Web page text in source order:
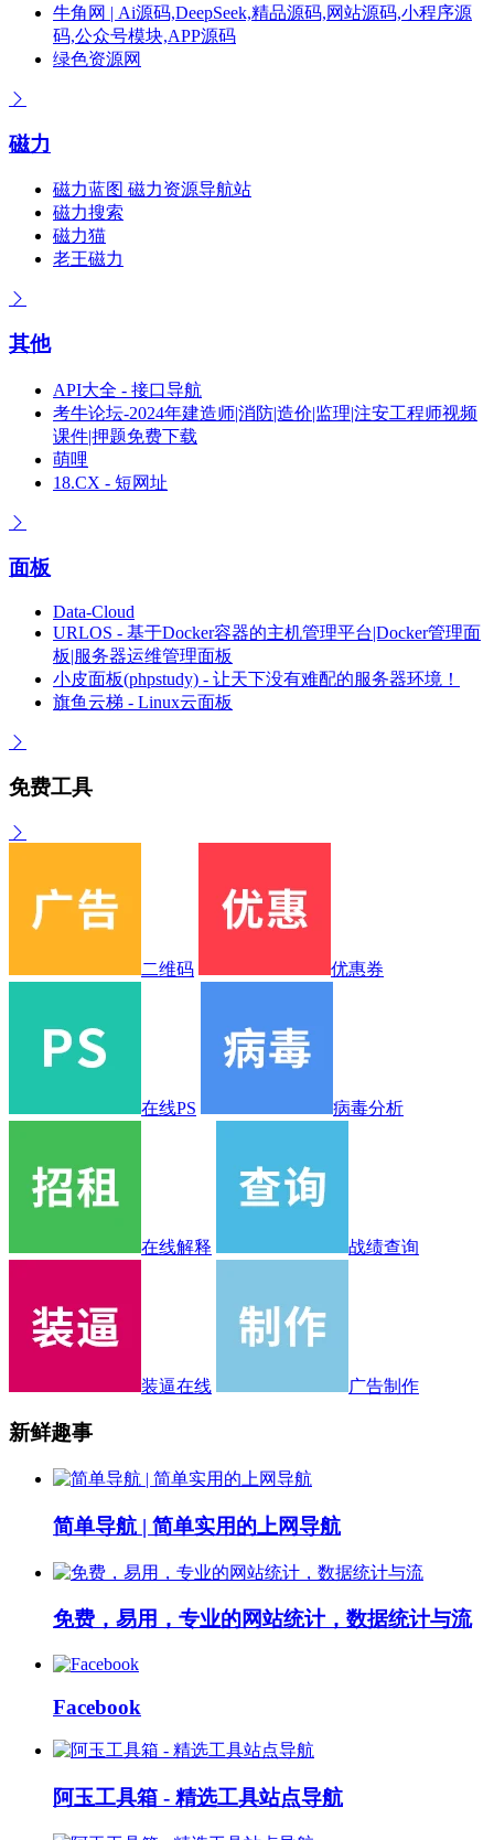
牛角网 | Ai源码,DeepSeek,精品源码,网站源码,小程序源
码,公众号模块,APP源码
绿色资源网
磁力
磁力蓝图 磁力资源导航站
磁力搜索
磁力猫
老王磁力
其他
API大全 - 接口导航
考牛论坛-2024年建造师|消防|造价|监理|注安工程师视频
课件|押题免费下载
萌哩
18.CX - 短网址
面板
Data-Cloud
URLOS - 基于Docker容器的主机管理平台|Docker管理面
板|服务器运维管理面板
小皮面板(phpstudy) - 让天下没有难配的服务器环境！
旗鱼云梯 - Linux云面板
免费工具
二维码 优惠券
在线PS 病毒分析
在线解释 战绩查询
装逼在线 广告制作
新鲜趣事
简单导航 | 简单实用的上网导航
免费，易用，专业的网站统计，数据统计与流
Facebook
阿玉工具箱 - 精选工具站点导航